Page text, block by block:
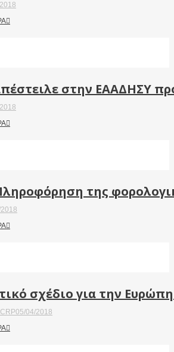
στην ΕΑΑΔΗΣΥ
της
σχέδιο για την
05/04/2018